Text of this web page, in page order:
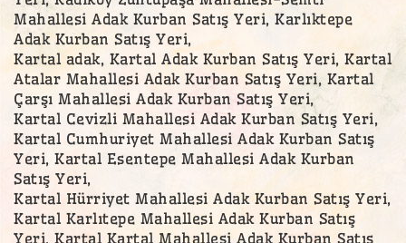
Mahallesi Adak Kurban Satış Yeri, Karlıktepe
Adak Kurban Satış Yeri,
Kartal adak, Kartal Adak Kurban Satış Yeri, Kartal
Atalar Mahallesi Adak Kurban Satış Yeri, Kartal
Çarşı Mahallesi Adak Kurban Satış Yeri,
Kartal Cevizli Mahallesi Adak Kurban Satış Yeri,
Kartal Cumhuriyet Mahallesi Adak Kurban Satış
Yeri, Kartal Esentepe Mahallesi Adak Kurban
Satış Yeri,
Kartal Hürriyet Mahallesi Adak Kurban Satış Yeri,
Kartal Karlıtepe Mahallesi Adak Kurban Satış
Yeri, Kartal Kartal Mahallesi Adak Kurban Satış